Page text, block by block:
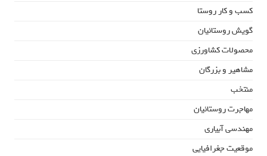
کسب و کار روستا
گویش روستائیان
محصولات کشاورزی
مشاهیر و بزرگان
منتخب
مهاجرت روستائیان
مهندسی آبیاری
موقعیت جغرافیایی